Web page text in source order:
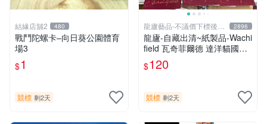
結緣店舖2 480
戰鬥陀螺卡–向日葵公園體育
場3
$1
競標 剩2天
龍廬藝品-不議價下標後請
告知
2896
龍廬-自藏出清~紙製品-Wachi
field 瓦奇菲爾德 達洋貓國王
造型圖案紅包袋3入&達洋貓
玩球圖案紅包袋4入共7入一
$120
競標 剩2天